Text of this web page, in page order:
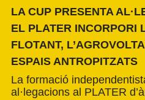
LA CUP PRESENTA
EL PLATER INCORPORI
FLOTANT,
ESPAIS ANTROPITZATS
La formació
al·legacions al PLATER